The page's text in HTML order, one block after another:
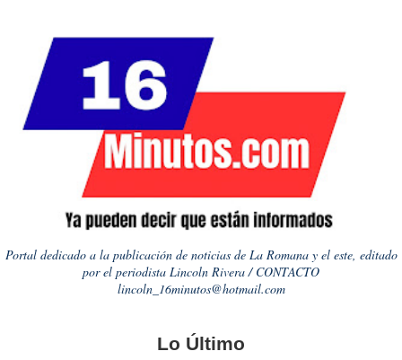
Portal dedicado a la publicación de noticias de La Romana y el este, editado
por el periodista Lincoln Rivera / CONTACTO
lincoln_16minutos@hotmail.com
Lo Último